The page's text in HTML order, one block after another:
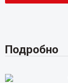
Подробно